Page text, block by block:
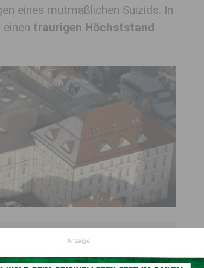
eines mutmaßlichen Suizids. In
traurigen Höchststand
aufgefunden; die Staatsanwaltschaft Graz ermittelt
© Screenshot Homepage Justizanstalt Klagenfurt
Anzeige